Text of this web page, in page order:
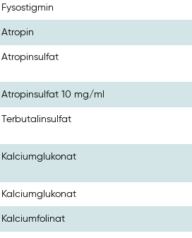
Fysostigmin
Atropin
Atropinsulfat
Atropinsulfat 10 mg/ml
Terbutalinsulfat
Kalciumglukonat
Kalciumglukonat
Kalciumfolinat